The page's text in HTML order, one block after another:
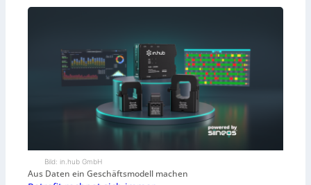
Bild: in.hub GmbH
Aus Daten ein Geschäftsmodell machen